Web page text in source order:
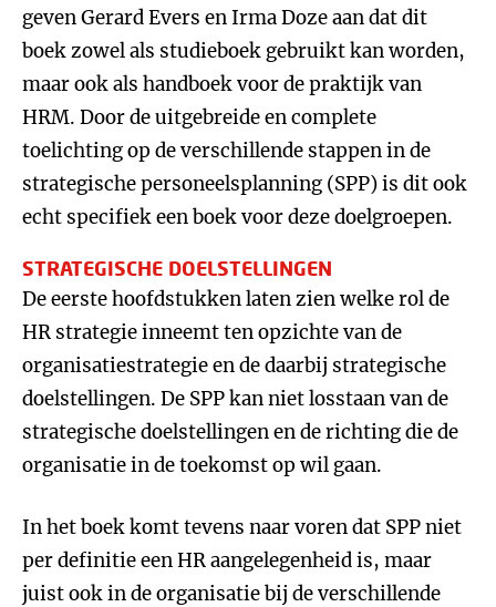
geven Gerard Evers en Irma Doze aan dat dit
boek zowel als studieboek gebruikt kan worden,
maar ook als handboek voor de praktijk van
HRM. Door de uitgebreide en complete
toelichting op de verschillende stappen in de
strategische personeelsplanning (SPP) is dit ook
echt specifiek een boek voor deze doelgroepen.
STRATEGISCHE DOELSTELLINGEN
De eerste hoofdstukken laten zien welke rol de
HR strategie inneemt ten opzichte van de
organisatiestrategie en de daarbij strategische
doelstellingen. De SPP kan niet losstaan van de
strategische doelstellingen en de richting die de
organisatie in de toekomst op wil gaan.
In het boek komt tevens naar voren dat SPP niet
per definitie een HR aangelegenheid is, maar
juist ook in de organisatie bij de verschillende